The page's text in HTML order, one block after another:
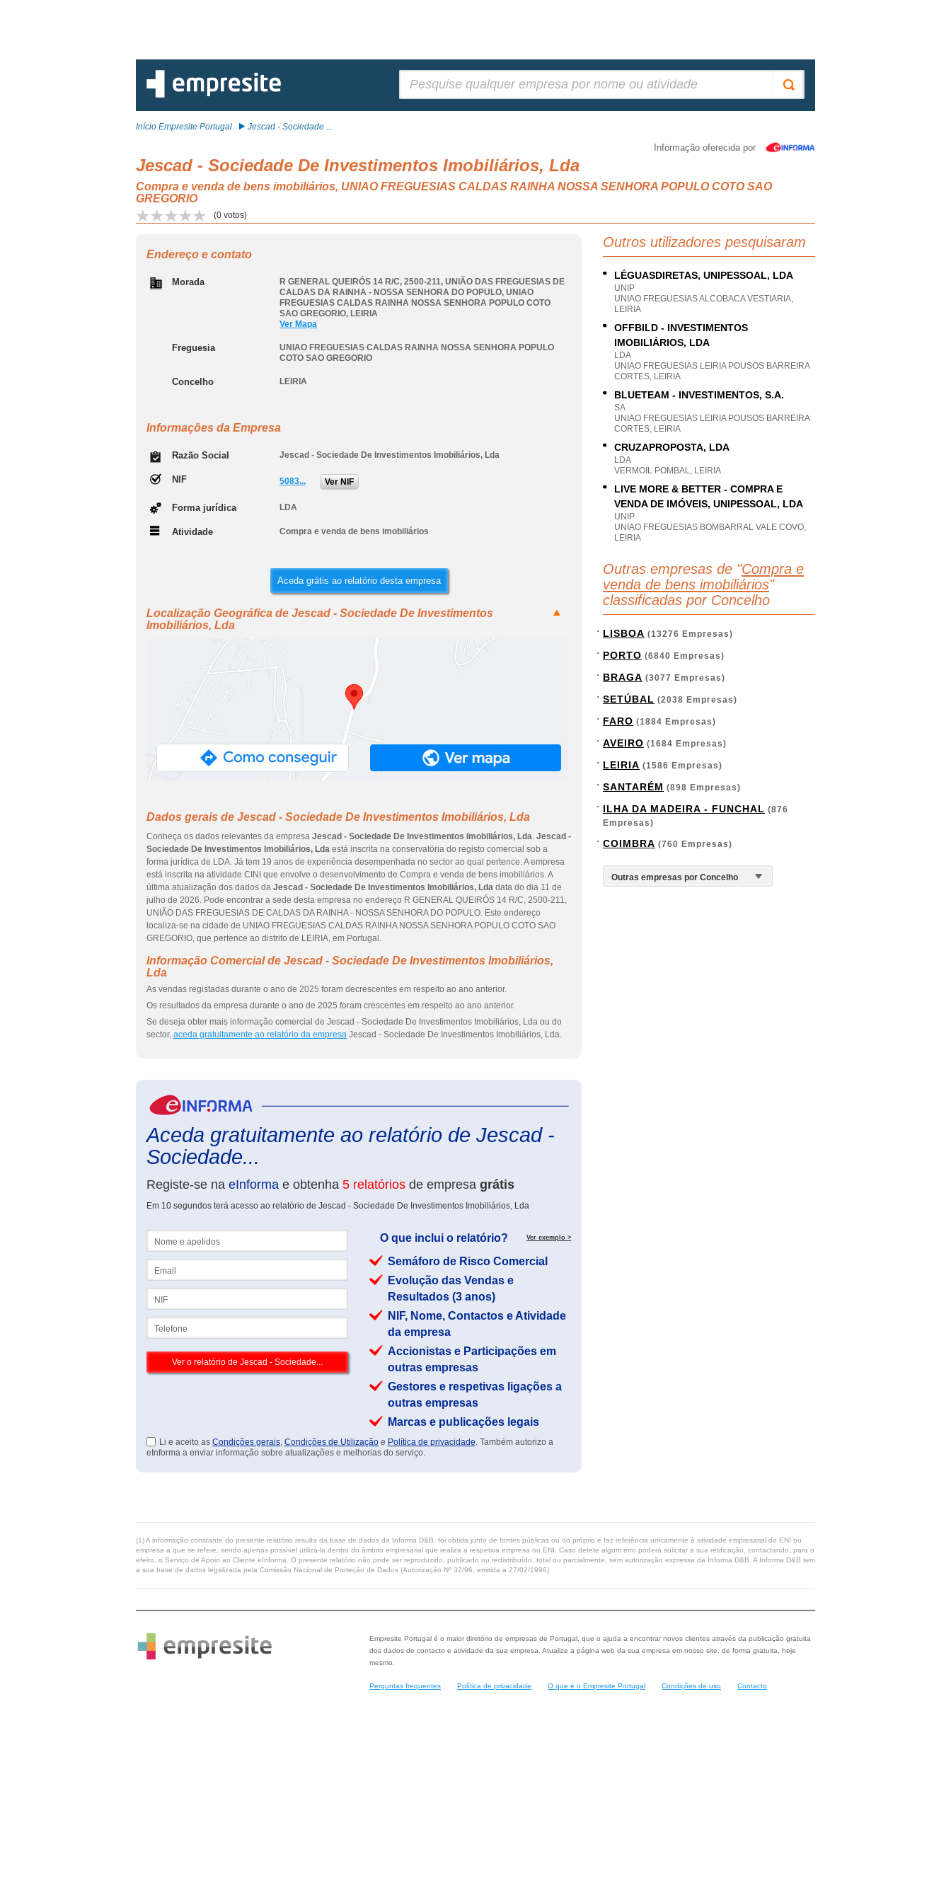
Início Empresite Portugal Jescad - Sociedade ...
Informação oferecida por
Jescad - Sociedade De Investimentos Imobiliários, Lda
Compra e venda de bens imobiliários, UNIAO FREGUESIAS CALDAS RAINHA NOSSA SENHORA POPULO COTO SAO
GREGORIO
(0 votos)
Endereço e contato
Morada
R GENERAL QUEIRÓS 14 R/C, 2500-211, UNIÃO DAS FREGUESIAS DE
CALDAS DA RAINHA - NOSSA SENHORA DO POPULO, UNIAO
FREGUESIAS CALDAS RAINHA NOSSA SENHORA POPULO COTO
SAO GREGORIO, LEIRIA
Ver Mapa
Freguesia
UNIAO FREGUESIAS CALDAS RAINHA NOSSA SENHORA POPULO
COTO SAO GREGORIO
Concelho LEIRIA
Informações da Empresa
Razão Social Jescad - Sociedade De Investimentos Imobiliários, Lda
NIF 5083... Ver NIF
Forma jurídica LDA
Atividade Compra e venda de bens imobiliários
Aceda grátis ao relatório desta empresa
Localização Geográfica de Jescad - Sociedade De Investimentos
Imobiliários, Lda
Dados gerais de Jescad - Sociedade De Investimentos Imobiliários, Lda
Conheça os dados relevantes da empresa Jescad - Sociedade De Investimentos Imobiliários, Lda. Jescad -
Sociedade De Investimentos Imobiliários, Lda está inscrita na conservatória do registo comercial sob a
forma jurídica de LDA. Já tem 19 anos de experiência desempenhada no sector ao qual pertence. A empresa
está inscrita na atividade CINI que envolve o desenvolvimento de Compra e venda de bens imobiliários. A
última atualização dos dados da Jescad - Sociedade De Investimentos Imobiliários, Lda data do dia 11 de
julho de 2026. Pode encontrar a sede desta empresa no endereço R GENERAL QUEIRÓS 14 R/C, 2500-211,
UNIÃO DAS FREGUESIAS DE CALDAS DA RAINHA - NOSSA SENHORA DO POPULO. Este endereço
localiza-se na cidade de UNIAO FREGUESIAS CALDAS RAINHA NOSSA SENHORA POPULO COTO SAO
GREGORIO, que pertence ao distrito de LEIRIA, em Portugal.
Informação Comercial de Jescad - Sociedade De Investimentos Imobiliários,
Lda
As vendas registadas durante o ano de 2025 foram decrescentes em respeito ao ano anterior.
Os resultados da empresa durante o ano de 2025 foram crescentes em respeito ao ano anterior.
Se deseja obter mais informação comercial de Jescad - Sociedade De Investimentos Imobiliários, Lda ou do
sector, aceda gratuitamente ao relatório da empresa Jescad - Sociedade De Investimentos Imobiliários, Lda.
Aceda gratuitamente ao relatório de Jescad -
Sociedade...
Registe-se na eInforma e obtenha 5 relatórios de empresa grátis
Em 10 segundos terá acesso ao relatório de Jescad - Sociedade De Investimentos Imobiliários, Lda
O que inclui o relatório? Ver exemplo >
Semáforo de Risco Comercial
Evolução das Vendas e
Resultados (3 anos)
NIF, Nome, Contactos e Atividade
da empresa
Accionistas e Participações em
outras empresas
Gestores e respetivas ligações a
outras empresas
Marcas e publicações legais
Li e aceito as Condições gerais, Condições de Utilização e Política de privacidade. Também autorizo a
eInforma a enviar informação sobre atualizações e melhorias do serviço.
Outros utilizadores pesquisaram
LÉGUASDIRETAS, UNIPESSOAL, LDA
UNIP
UNIAO FREGUESIAS ALCOBACA VESTIARIA,
LEIRIA
OFFBILD - INVESTIMENTOS
IMOBILIÁRIOS, LDA
LDA
UNIAO FREGUESIAS LEIRIA POUSOS BARREIRA
CORTES, LEIRIA
BLUETEAM - INVESTIMENTOS, S.A.
SA
UNIAO FREGUESIAS LEIRIA POUSOS BARREIRA
CORTES, LEIRIA
CRUZAPROPOSTA, LDA
LDA
VERMOIL POMBAL, LEIRIA
LIVE MORE & BETTER - COMPRA E
VENDA DE IMÓVEIS, UNIPESSOAL, LDA
UNIP
UNIAO FREGUESIAS BOMBARRAL VALE COVO,
LEIRIA
Outras empresas de "Compra e
venda de bens imobiliários"
classificadas por Concelho
LISBOA (13276 Empresas)
PORTO (6840 Empresas)
BRAGA (3077 Empresas)
SETÚBAL (2038 Empresas)
FARO (1884 Empresas)
AVEIRO (1684 Empresas)
LEIRIA (1586 Empresas)
SANTARÉM (898 Empresas)
ILHA DA MADEIRA - FUNCHAL (876
Empresas)
COIMBRA (760 Empresas)
(1) A informação constante do presente relatório resulta da base de dados da Informa D&B, foi obtida junto de fontes públicas ou do próprio e faz referência unicamente à atividade empresarial do ENI ou
empresa a que se refere, sendo apenas possível utilizá-la dentro do âmbito empresarial que realiza a respetiva empresa ou ENI. Caso detete algum erro poderá solicitar a sua retificação, contactando, para o
efeito, o Serviço de Apoio ao Cliente eInforma. O presente relatório não pode ser reproduzido, publicado ou redistribuído, total ou parcialmente, sem autorização expressa da Informa D&B. A Informa D&B tem
a sua base de dados legalizada pela Comissão Nacional de Proteção de Dados (Autorização Nº 32/96, emitida a 27/02/1996).
Empresite Portugal é o maior diretório de empresas de Portugal, que o ajuda a encontrar novos clientes através da publicação gratuita
dos dados de contacto e atividade da sua empresa. Atualize a página web da sua empresa em nosso site, de forma gratuita, hoje
mesmo.
Perguntas frequentes Política de privacidade O que é o Empresite Portugal Condições de uso Contacto